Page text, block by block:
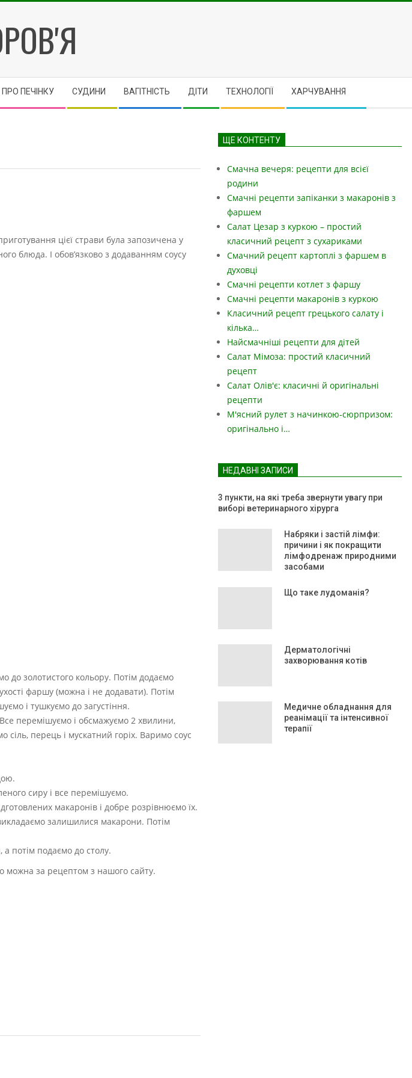
ПРО ПЕЧІНКУ CУДИНИ ВАГІТНІСТЬ ДІТИ ТЕХНОЛОГІЇ ХАРЧУВАННЯ
цієї страви була запозичена у
блюда. І обов’язково з додаванням соусу
до золотистого кольору. Потім додаємо
фаршу (можна і не додавати). Потім
і тушкуємо до загустіння.
перемішуємо і обсмажуємо 2 хвилини,
перець і мускатний горіх. Варимо соус
сиру і все перемішуємо.
макаронів і добре розрівнюємо їх.
залишилися макарони. Потім
а потім подаємо до столу.
можна за рецептом з нашого сайту.
ЩЕ КОНТЕНТУ
Смачна вечеря: рецепти для всієї
родини
Смачні рецепти запіканки з макаронів з
фаршем
Салат Цезар з куркою – простий
класичний рецепт з сухариками
Смачний рецепт картоплі з фаршем в
духовці
Смачні рецепти котлет з фаршу
Смачні рецепти макаронів з куркою
Класичний рецепт грецького салату і
кілька…
Найсмачніші рецепти для дітей
Салат Мімоза: простий класичний
рецепт
Салат Олів'є: класичні й оригінальні
рецепти
М'ясний рулет з начинкою-сюрпризом:
оригінально і…
НЕДАВНІ ЗАПИСИ
3 пункти, на які треба звернути увагу при
виборі ветеринарного хірурга
Набряки і застій лімфи:
причини і як покращити
лімфодренаж природними
засобами
Що таке лудоманія?
Дерматологічні
захворювання котів
Медичне обладнання для
реанімації та інтенсивної
терапії